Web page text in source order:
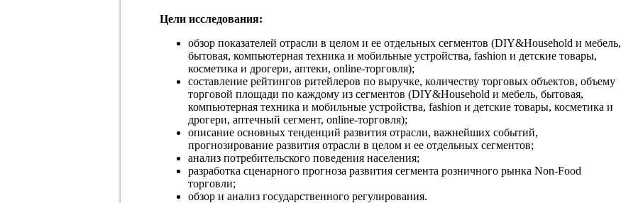
Цели исследования:
обзор показателей отрасли в целом и ее отдельных сегментов (DIY&Household и мебель,
бытовая, компьютерная техника и мобильные устройства, fashion и детские товары,
косметика и дрогери, аптеки, online-торговля);
составление рейтингов ритейлеров по выручке, количеству торговых объектов, объему
торговой площади по каждому из сегментов (DIY&Household и мебель, бытовая,
компьютерная техника и мобильные устройства, fashion и детские товары, косметика и
дрогери, аптечный сегмент, online-торговля);
описание основных тенденций развития отрасли, важнейших событий,
прогнозирование развития отрасли в целом и ее отдельных сегментов;
анализ потребительского поведения населения;
разработка сценарного прогноза развития сегмента розничного рынка Non-Food
торговли;
обзор и анализ государственного регулирования.